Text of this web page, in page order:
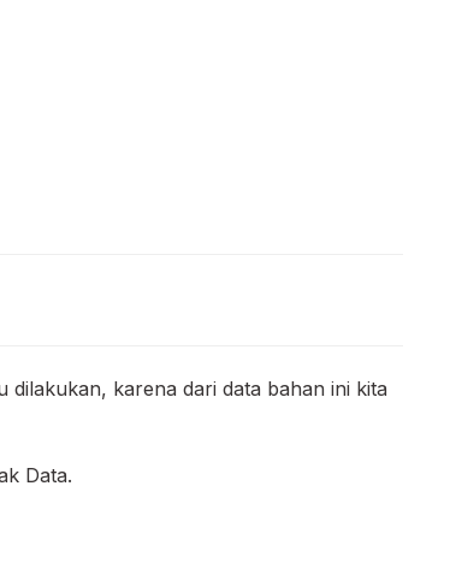
karena dari data bahan ini kita
Data.